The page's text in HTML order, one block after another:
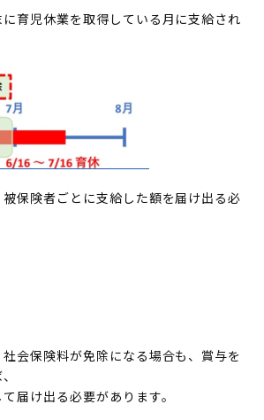
児休業を取得している月に支給され
保険者ごとに支給した額を届け出る必
会保険料が免除になる場合も、賞与を
届け出る必要があります。